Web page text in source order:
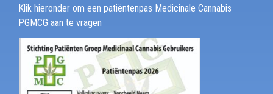
Klik hieronder om een patiëntenpas Medicinale Cannabis
PGMCG aan te vragen